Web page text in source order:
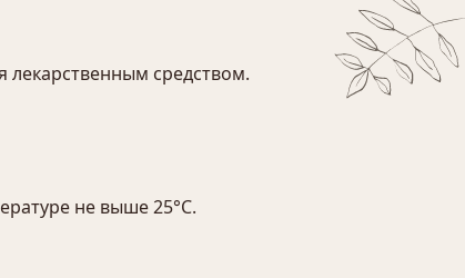
средством.
не выше 25°С.